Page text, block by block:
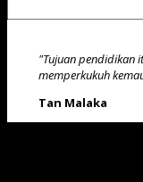
"Tujuan pendidikan
memperkukuh
Tan Malaka